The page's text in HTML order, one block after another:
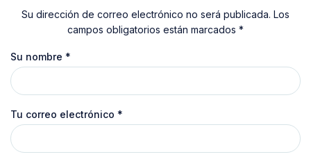
Su dirección de correo electrónico no será publicada. Los
campos obligatorios están marcados *
Su nombre *
Tu correo electrónico *